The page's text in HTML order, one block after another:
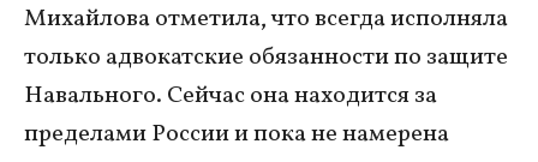
Михайлова отметила, что всегда исполняла
только адвокатские обязанности по защите
Навального. Сейчас она находится за
пределами России и пока не намерена